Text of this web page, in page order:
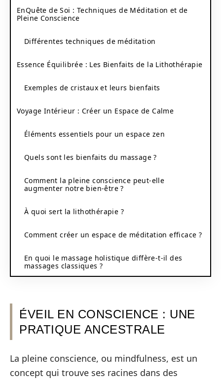
EnQuête de Soi : Techniques de Méditation et de
Pleine Conscience
Différentes techniques de méditation
Essence Équilibrée : Les Bienfaits de la Lithothérapie
Exemples de cristaux et leurs bienfaits
Voyage Intérieur : Créer un Espace de Calme
Éléments essentiels pour un espace zen
Quels sont les bienfaits du massage ?
Comment la pleine conscience peut-elle
augmenter notre bien-être ?
À quoi sert la lithothérapie ?
Comment créer un espace de méditation efficace ?
En quoi le massage holistique diffère-t-il des
massages classiques ?
ÉVEIL EN CONSCIENCE : UNE
PRATIQUE ANCESTRALE
La pleine conscience, ou mindfulness, est un
concept qui trouve ses racines dans des